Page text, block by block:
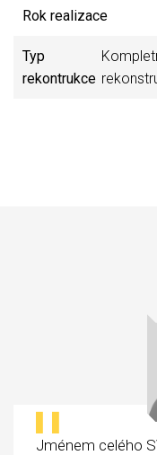
Rok realizace
Typ
rekontrukce
Jménem celého